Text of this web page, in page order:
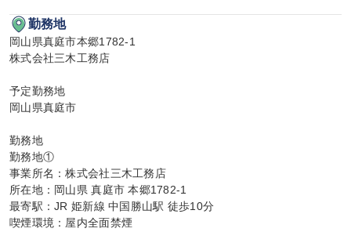
勤務地
岡山県真庭市本郷1782-1
株式会社三木工務店
予定勤務地
岡山県真庭市
勤務地
勤務地①
事業所名：株式会社三木工務店
所在地：岡山県 真庭市 本郷1782-1
最寄駅：JR 姫新線 中国勝山駅 徒歩10分
喫煙環境：屋内全面禁煙